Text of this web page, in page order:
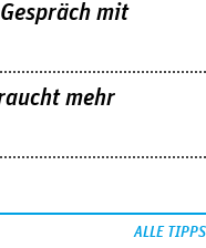
mit
mehr
ALLE TIPPS